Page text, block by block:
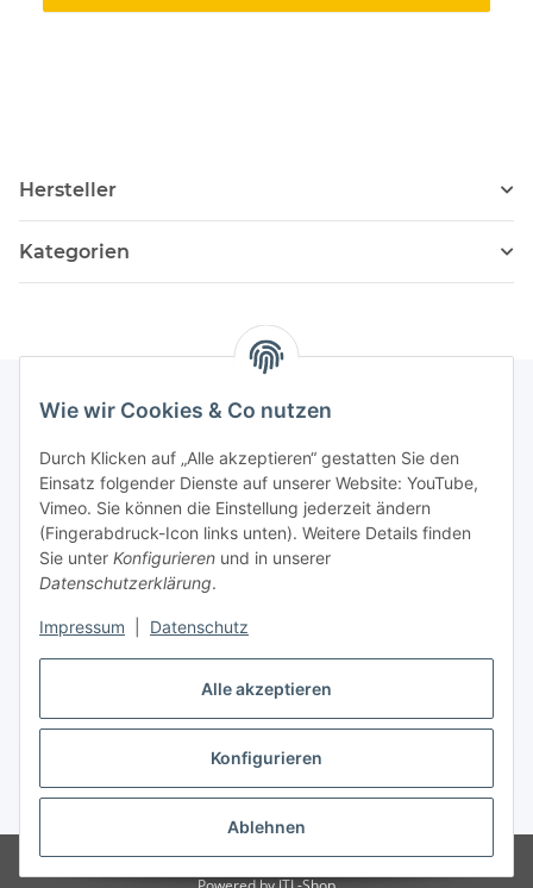
Alle akzeptieren
Konfigurieren
Ablehnen
Wie wir Cookies & Co nutzen
Durch Klicken auf „Alle akzeptieren“ gestatten Sie den
Einsatz folgender Dienste auf unserer Website: YouTube,
Vimeo. Sie können die Einstellung jederzeit ändern
(Fingerabdruck-Icon links unten). Weitere Details finden
Sie unter Konfigurieren und in unserer
Datenschutzerklärung.
Impressum Datenschutz
Hersteller
Kategorien
Informationen
036204. 803903
Achtung!!!
16:00 – 19:00 Uhr
Vertrag widerrufen
* Alle Preise inkl. gesetzlicher USt., zzgl.Versand
© RC-High Performance
Irrtümer und Änderungen vorbehalten